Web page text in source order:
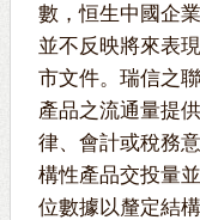
數，恒生中國企
並不反映將來表
市文件。瑞信之
產品之流通量提
律、會計或稅務
構性產品交投量
位數據以釐定結